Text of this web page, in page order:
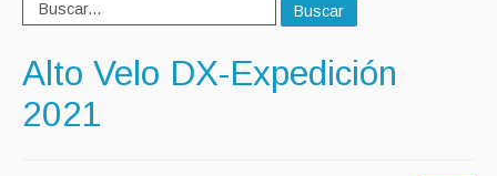
Buscar
Alto Velo DX-Expedición
2021